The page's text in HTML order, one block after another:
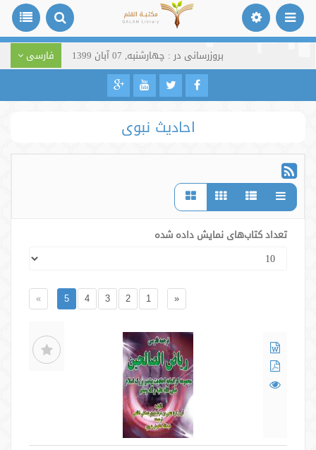
بروزرسانی در : چهارشنبه, 07 آبان 1399 فارسی
احادیث نبوی
تعداد کتاب‌های نمایش داده شده
«
1
2
3
4
5
»